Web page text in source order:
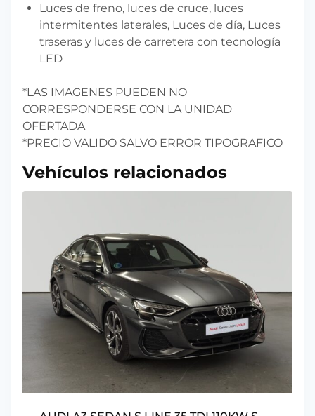
Luces de freno, luces de cruce, luces
intermitentes laterales, Luces de día, Luces
traseras y luces de carretera con tecnología
LED
*LAS IMAGENES PUEDEN NO
CORRESPONDERSE CON LA UNIDAD
OFERTADA
*PRECIO VALIDO SALVO ERROR TIPOGRAFICO
Vehículos relacionados